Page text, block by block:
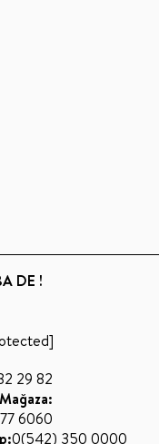
DE !
29 82
6060
0(542) 350 0000